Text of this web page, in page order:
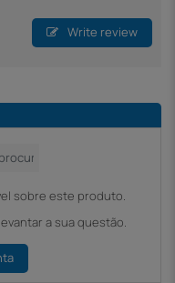
Write review
sobre este produto.
a sua questão.